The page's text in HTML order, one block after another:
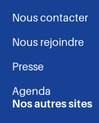
Nous contacter
Nous rejoindre
Presse
Agenda
Nos autres sites